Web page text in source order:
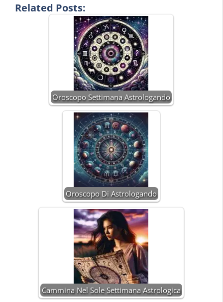
Related Posts:
Oroscopo Settimana Astrologando
Oroscopo Di Astrologando
Cammina Nel Sole Settimana Astrologica